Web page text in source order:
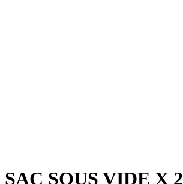
SAC SOUS VIDE X 2